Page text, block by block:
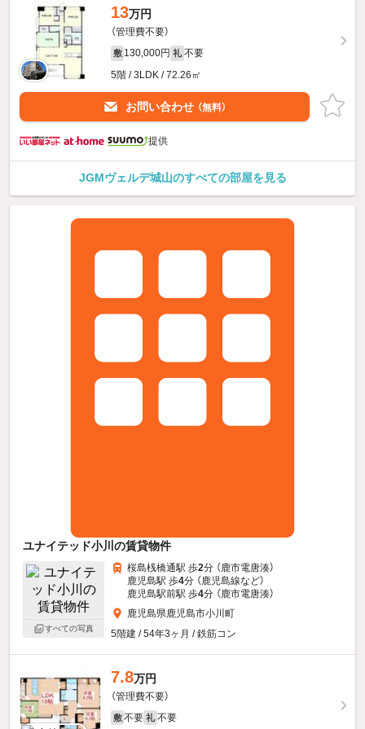
13万円
（管理費不要）
敷 130,000円 礼 不要
5階 / 3LDK / 72.26㎡
お問い合わせ （無料）
提供
JGMヴェルデ城山のすべての部屋を見る
ユナイテッド小川の賃貸物件
すべての写真
桜島桟橋通駅 歩2分 （鹿市電唐湊）
鹿児島駅 歩4分 （鹿児島線など）
鹿児島駅前駅 歩4分 （鹿市電唐湊）
鹿児島県鹿児島市小川町
5階建 / 54年3ヶ月 / 鉄筋コン
7.8万円
（管理費不要）
敷 不要 礼 不要